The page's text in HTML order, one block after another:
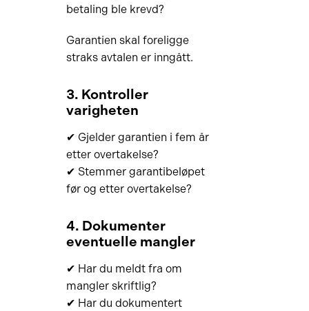
betaling ble krevd?
Garantien skal foreligge
straks avtalen er inngått.
3. Kontroller
varigheten
✔ Gjelder garantien i fem år
etter overtakelse?
✔ Stemmer garantibeløpet
før og etter overtakelse?
4. Dokumenter
eventuelle mangler
✔ Har du meldt fra om
mangler skriftlig?
✔ Har du dokumentert